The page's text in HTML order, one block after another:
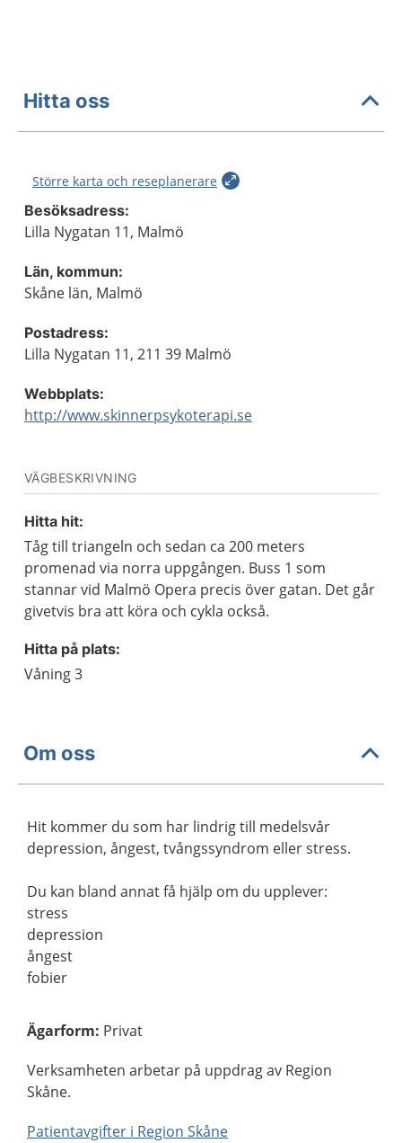
Hitta oss
Större karta och reseplanerare
Besöksadress:
Lilla Nygatan 11, Malmö
Län, kommun:
Skåne län, Malmö
Postadress:
Lilla Nygatan 11, 211 39 Malmö
Webbplats:
http://www.skinnerpsykoterapi.se
VÄGBESKRIVNING
Hitta hit:
Tåg till triangeln och sedan ca 200 meters
promenad via norra uppgången. Buss 1 som
stannar vid Malmö Opera precis över gatan. Det går
givetvis bra att köra och cykla också.
Hitta på plats:
Våning 3
Om oss
Hit kommer du som har lindrig till medelsvår
depression, ångest, tvångssyndrom eller stress.
Du kan bland annat få hjälp om du upplever:
stress
depression
ångest
fobier
Ägarform: Privat
Verksamheten arbetar på uppdrag av Region
Skåne.
Patientavgifter i Region Skåne